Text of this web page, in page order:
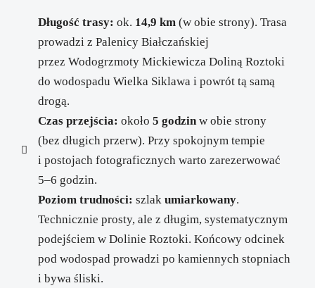
Długość trasy: ok. 14,9 km (w obie strony). Trasa
prowadzi z Palenicy Białczańskiej
przez Wodogrzmoty Mickiewicza Doliną Roztoki
do wodospadu Wielka Siklawa i powrót tą samą
drogą.
Czas przejścia: około 5 godzinw obie strony
(bez długich przerw). Przy spokojnym tempie
i postojach fotograficznych warto zarezerwować
5–6 godzin.
Poziom trudności: szlak umiarkowany.
Technicznie prosty, ale z długim, systematycznym
podejściem w Dolinie Roztoki. Końcowy odcinek
pod wodospad prowadzi po kamiennych stopniach
i bywa śliski.